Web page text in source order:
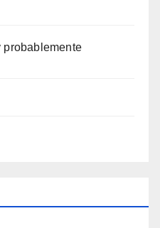
probablemente